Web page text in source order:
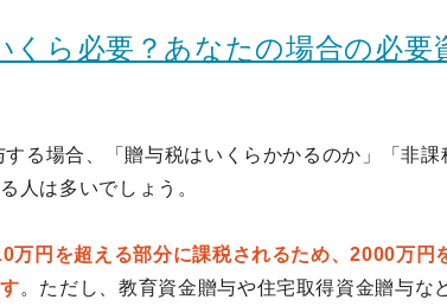
くら必要？あなたの場合の必要
る場合、「贈与税はいくらかかるのか」「非課
人は多いでしょう。
万円を超える部分に課税されるため、2000万円
。ただし、教育資金贈与や住宅取得資金贈与な